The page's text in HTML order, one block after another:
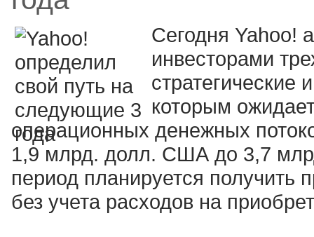
Сегодня Yahoo!
инвесторами
стратегические
которым
операционных денежных
1,9 млрд. долл. США до 3,7
период планируется
без учета расходов на